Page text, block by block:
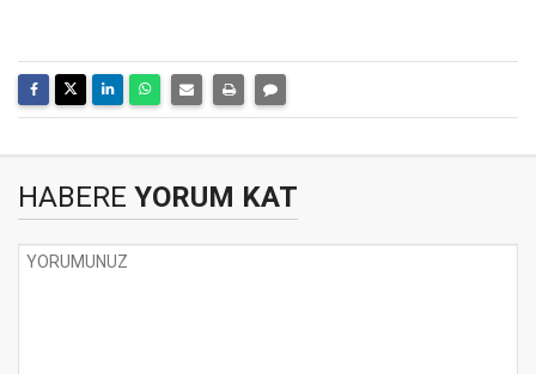
HABERE YORUM KAT